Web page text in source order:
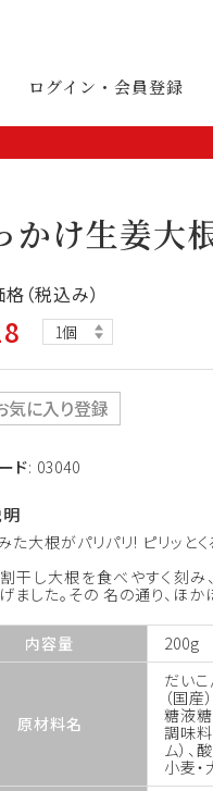
ログイン・会員登録
かけ生姜大
（税込み）
気に入り登録
ド: 03040
た大根がパリパリ! ピリッと
干し大根を食べやすく刻
ました。その 名の通り、ほ
内容量 200g
原材料名
だいこ
（国
糖液糖
調味料
ム）、
小麦・